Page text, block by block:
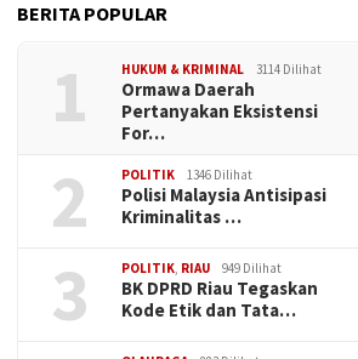
BERITA POPULAR
1 HUKUM & KRIMINAL 3114 Dilihat
Ormawa Daerah
Pertanyakan Eksistensi
For…
2 POLITIK 1346 Dilihat
Polisi Malaysia Antisipasi
Kriminalitas …
3 POLITIK, RIAU 949 Dilihat
BK DPRD Riau Tegaskan
Kode Etik dan Tata…